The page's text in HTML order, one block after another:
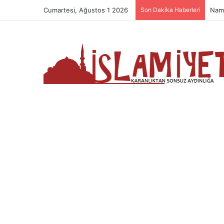
Cumartesi, Ağustos 1 2026 Son Dakika Haberleri